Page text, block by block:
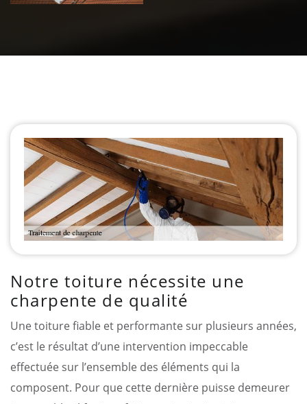
Notre toiture nécessite une
charpente de qualité
Une toiture fiable et performante sur plusieurs années,
c’est le résultat d’une intervention impeccable
effectuée sur l’ensemble des éléments qui la
composent. Pour que cette dernière puisse demeurer